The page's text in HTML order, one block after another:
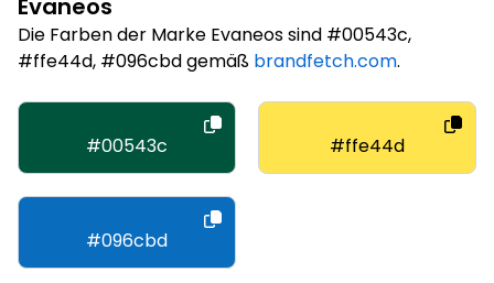
Evaneos
Die Farben der Marke Evaneos sind #00543c,
#ffe44d, #096cbd gemäß brandfetch.com.
#00543c #ffe44d
#096cbd